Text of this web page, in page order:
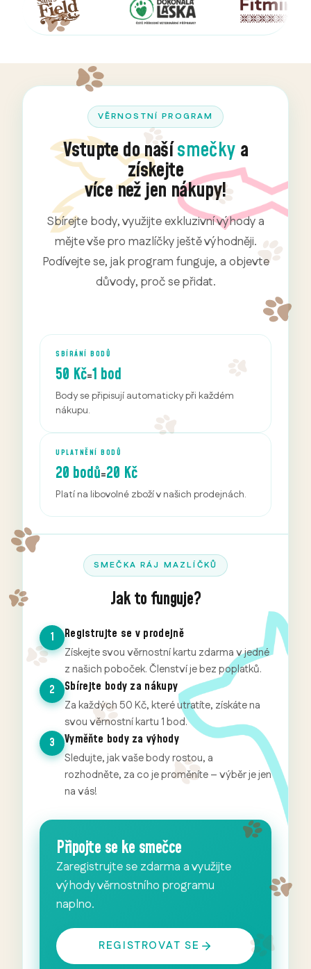
VĚRNOSTNÍ PROGRAM
Vstupte do našísmečky a
získejte
více než jen nákupy!
Sbírejte body, využijte exkluzivní výhody a
mějte vše pro mazlíčky ještě výhodněji.
Podívejte se, jak program funguje, a objevte
důvody, proč se přidat.
SBÍRÁNÍ BODŮ
50 Kč=1 bod
Body se připisují automaticky při každém
nákupu.
UPLATNĚNÍ BODŮ
20 bodů=20 Kč
Platí na libovolné zboží v našich prodejnách.
SMEČKA RÁJ MAZLÍČKŮ
Jak to funguje?
1 Registrujte se v prodejně
Získejte svou věrnostní kartu zdarma v jedné
z našich poboček. Členství je bez poplatků.
2
Sbírejte body za nákupy
Za každých 50 Kč, které utratíte, získáte na
svou věrnostní kartu 1 bod.
3
Vyměňte body za výhody
Sledujte, jak vaše body rostou, a
rozhodněte, za co je proměníte – výběr je jen
na vás!
Připojte se ke smečce
Zaregistrujte se zdarma a využijte
výhody věrnostního programu
naplno.
REGISTROVAT SE